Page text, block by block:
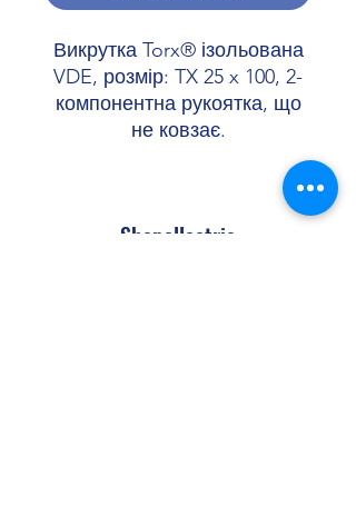
Викрутка Torx® ізольована
VDE, розмір: TX 25 x 100, 2-
компонентна рукоятка, що
не ковзає.
Shopellectric